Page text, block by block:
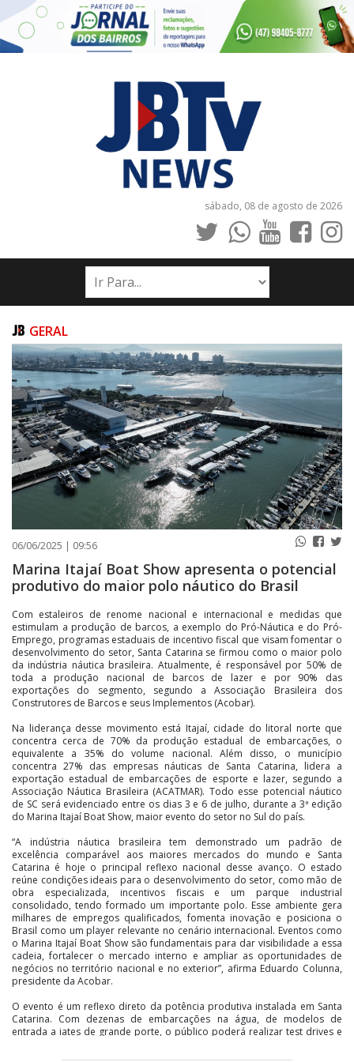
sábado, 08 de agosto de 2026
INÍCIO
NOTÍCIAS
PUBLICAÇÕES LEGAIS
CONTATO
GERAL
06/06/2025 | 09:56
Marina Itajaí Boat Show apresenta o potencial
produtivo do maior polo náutico do Brasil
Com estaleiros de renome nacional e internacional e medidas que
estimulam a produção de barcos, a exemplo do Pró-Náutica e do Pró-
Emprego, programas estaduais de incentivo fiscal que visam fomentar o
desenvolvimento do setor, Santa Catarina se firmou como o maior polo
da indústria náutica brasileira. Atualmente, é responsável por 50% de
toda a produção nacional de barcos de lazer e por 90% das
exportações do segmento, segundo a Associação Brasileira dos
Construtores de Barcos e seus Implementos (Acobar).
Na liderança desse movimento está Itajaí, cidade do litoral norte que
concentra cerca de 70% da produção estadual de embarcações, o
equivalente a 35% do volume nacional. Além disso, o município
concentra 27% das empresas náuticas de Santa Catarina, lidera a
exportação estadual de embarcações de esporte e lazer, segundo a
Associação Náutica Brasileira (ACATMAR). Todo esse potencial náutico
de SC será evidenciado entre os dias 3 e 6 de julho, durante a 3ª edição
do Marina Itajaí Boat Show, maior evento do setor no Sul do país.
“A indústria náutica brasileira tem demonstrado um padrão de
excelência comparável aos maiores mercados do mundo e Santa
Catarina é hoje o principal reflexo nacional desse avanço. O estado
reúne condições ideais para o desenvolvimento do setor, como mão de
obra especializada, incentivos fiscais e um parque industrial
consolidado, tendo formado um importante polo. Esse ambiente gera
milhares de empregos qualificados, fomenta inovação e posiciona o
Brasil como um player relevante no cenário internacional. Eventos como
o Marina Itajaí Boat Show são fundamentais para dar visibilidade a essa
cadeia, fortalecer o mercado interno e ampliar as oportunidades de
negócios no território nacional e no exterior”, afirma Eduardo Colunna,
presidente da Acobar.
O evento é um reflexo direto da potência produtiva instalada em Santa
Catarina. Com dezenas de embarcações na água, de modelos de
entrada a iates de grande porte, o público poderá realizar test drives e
Marina Itajaí Boat Show contará ainda com um shopping náutico